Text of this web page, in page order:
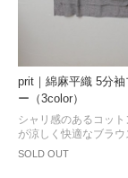
prit｜綿麻平織 5分
ー（3color）
SOLD OUT
シャリ感のあるコッ
が涼しく快適なブラウ